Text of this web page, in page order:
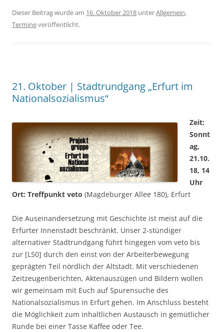
Dieser Beitrag wurde am 16. Oktober 2018 unterAllgemein,
Termineveröffentlicht.
21. Oktober | Stadtrundgang „Erfurt im
Nationalsozialismus“
Zeit:
Sonnt
ag,
21.10.
18, 14
Uhr
Ort: Treffpunkt veto (Magdeburger Allee 180), Erfurt
Die Auseinandersetzung mit Geschichte ist meist auf die
Erfurter Innenstadt beschränkt. Unser 2-stündiger
alternativer Stadtrundgang führt hingegen vom veto bis
zur [L50] durch den einst von der Arbeiterbewegung
geprägten Teil nördlich der Altstadt. Mit verschiedenen
Zeitzeugenberichten, Aktenauszügen und Bildern wollen
wir gemeinsam mit Euch auf Spurensuche des
Nationalsozialismus in Erfurt gehen. Im Anschluss besteht
die Möglichkeit zum inhaltlichen Austausch in gemütlicher
Runde bei einer Tasse Kaffee oder Tee.